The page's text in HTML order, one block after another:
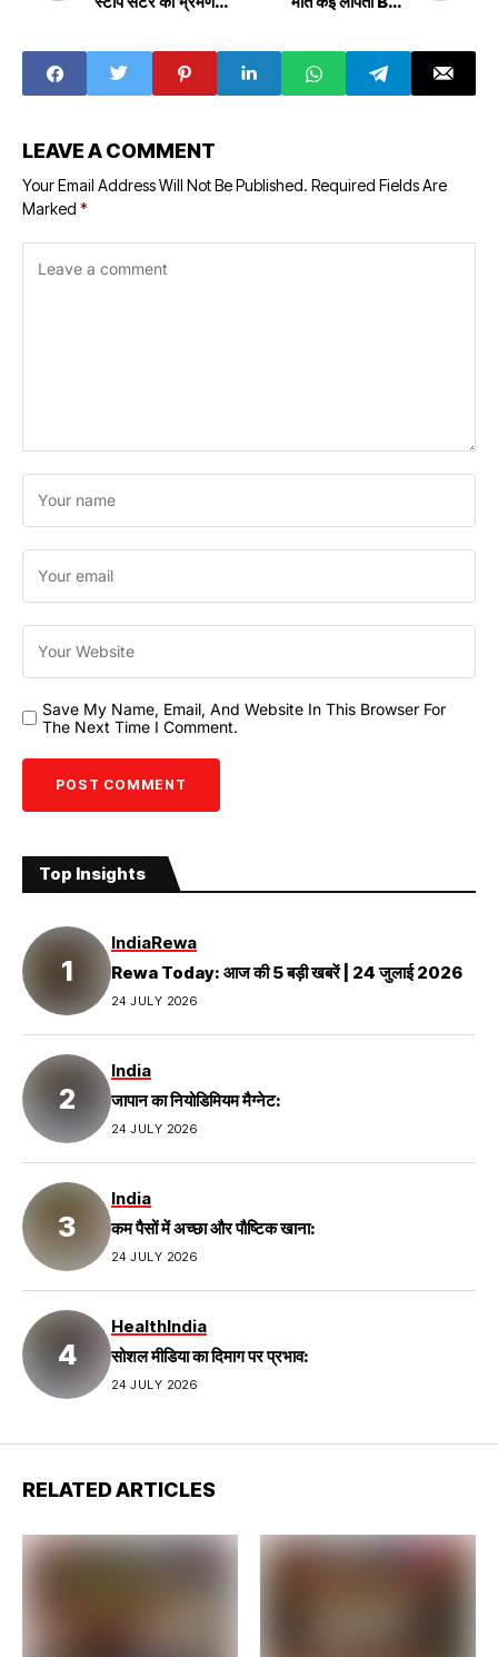
of human rights
visited One Stop
Center
Ballia, four
women died,
many missing
LEAVE A COMMENT
Your Email Address Will Not Be Published. Required Fields Are
Marked *
Save My Name, Email, And Website In This Browser For
The Next Time I Comment.
Top Insights
IndiaRewa
Rewa Today: आज की 5 बड़ी खबरें | 24 जुलाई 2026
24 JULY 2026
India
जापान का नियोडिमियम मैग्नेट:
24 JULY 2026
India
कम पैसों में अच्छा और पौष्टिक खाना:
24 JULY 2026
HealthIndia
सोशल मीडिया का दिमाग पर प्रभाव:
24 JULY 2026
RELATED ARTICLES